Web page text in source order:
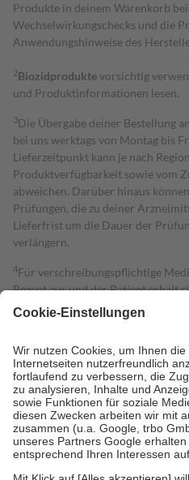
Produkte in deinem Warenkorb
Wechselwirkungschecks und die
Anwendungshinweise des
2Biozidproduktevorsichtig
und Produktinformationen lesen.
3Die Übergabe deiner Bestellung
bei uns werktags von Montag bis
Lieferzeitpunkt kann je nach
Produktverfügbarkeit sowie vom
abweichen. Darüber hinaus
Prüfungen, die zu deiner
Lieferfrist um die Dauer der
verlängern.
4Für verschreibungspflichtige
Rezept aus und der Patient erhält
gesetzliche Krankenversicherung
Kosten dafür, der Versicherte
Grundsätzlich leisten Mitglieder
Prozent des Abgabepreises,
höchstens zehn Euro.Es sind
Kosten der Leistung zu entrichten.
Diese Regeln gelten grundsätzlich
Bei Heilmitteln und häuslicher
Zuzahlung zehn Prozent der
Verordnung.